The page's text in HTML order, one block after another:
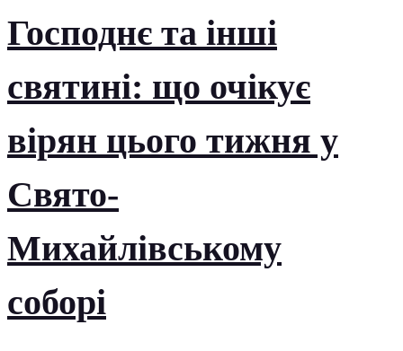
Господнє та інші
святині: що очікує
вірян цього тижня у
Свято-
Михайлівському
соборі